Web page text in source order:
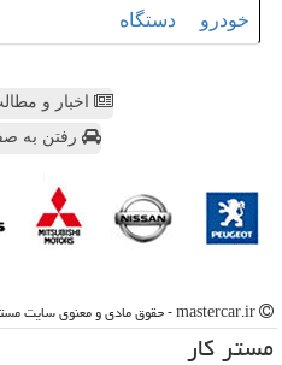
خودرو دستگاه
اخبار و
رفتن به
مستر كار